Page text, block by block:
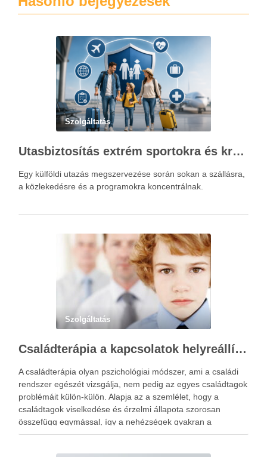
Szolgáltatás
Utasbiztosítás extrém sportokra és krónikus betegségek esetén: mire figyelj utazás előtt?
Egy külföldi utazás megszervezése során sokan a szállásra,
a közlekedésre és a programokra koncentrálnak.
Szolgáltatás
Családterápia a kapcsolatok helyreállításért
A családterápia olyan pszichológiai módszer, ami a családi
rendszer egészét vizsgálja, nem pedig az egyes családtagok
problémáit külön-külön. Alapja az a szemlélet, hogy a
családtagok viselkedése és érzelmi állapota szorosan
összefügg egymással, így a nehézségek gyakran a
kapcsolati mintázatokban gyökereznek. A családterápia